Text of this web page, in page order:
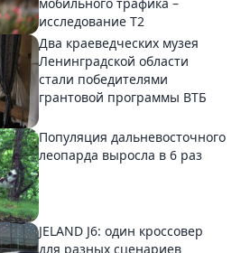
исследование T2
Два краеведческих музея
Ленинградской области
стали победителями
грантовой программы ВТБ
Популяция дальневосточного
леопарда выросла в 6 раз
JELAND J6: один кроссовер
для разных сценариев